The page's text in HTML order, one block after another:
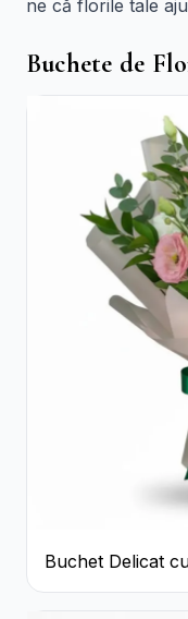
ne că florile tale
Buchete de
Buchet Delicat
Roz